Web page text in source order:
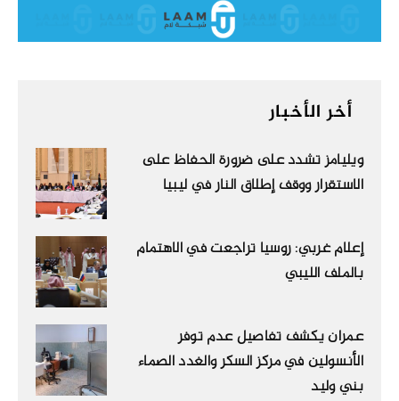
أخر الأخبار
ويليامز تشدد على ضرورة الحفاظ على
الاستقرار ووقف إطلاق النار في ليبيا
إعلام غربي: روسيا تراجعت في الاهتمام
بالملف الليبي
عمران يكشف تفاصيل عدم توفر
الأنسولين في مركز السكر والغدد الصماء
بني وليد